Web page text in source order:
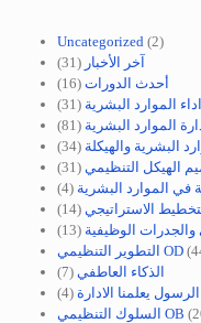
Uncategorized (2)
آخر الأخبار (31)
أحدث الدورات (16)
الموارد البشرية (31)
الموارد البشرية (81)
البشرية والهيكلة (34)
الهيكل التنظيمي(31)
في الموارد البشرية (4)
الاستراتيجي (14)
الوظيفية (13)
التطوير التنظيمي OD
الذكاء العاطفي (7)
الرسول يعلمنا الادارة (4)
السلوك التنظيمي OB